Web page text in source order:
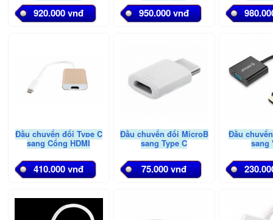
920.000 vnđ 950.000 vnđ
Đầu chuyển đổi Type C
sang Cổng HDMI
410.000 vnđ
Đầu chuyển đổi MicroB
sang Type C
75.000 vnđ
Đầu
sang